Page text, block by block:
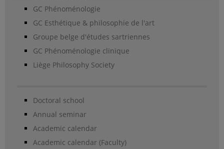
GC Phénoménologie
GC Esthétique & philosophie de l'art
Groupe belge d'études sartriennes
GC Phénoménologie clinique
Liège Philosophy Society
Doctoral school
Annual seminar
Academic calendar
Academic calendar (Faculty)